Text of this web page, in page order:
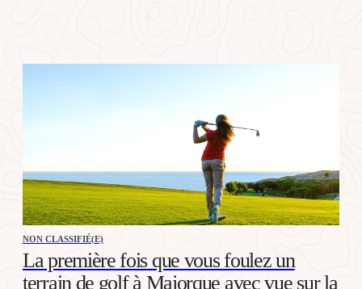
NON CLASSIFIÉ(E)
La première fois que vous foulez un
terrain de golf à Majorque avec vue sur la